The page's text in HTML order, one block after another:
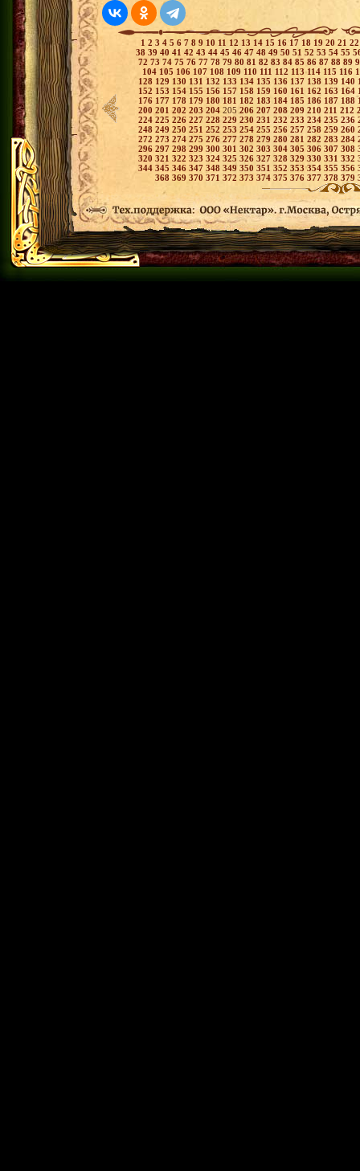
1 2 3 4 5 6 7 8 9 10 11 12 13 14 15 16 17 18 19 20 21
38 39 40 41 42 43 44 45 46 47 48 49 50 51 52 53 54 55
72 73 74 75 76 77 78 79 80 81 82 83 84 85 86 87 88 89
104 105 106 107 108 109 110 111 112 113114 115 116
128 129 130 131 132 133 134 135 136 137 138 139 140
152 153 154 155 156 157 158 159 160 161 162 163 164
176 177 178 179 180 181 182 183 184 185 186 187 188
200 201 202 203 204 205 206 207 208 209 210 211 212
224 225 226 227 228 229 230 231 232 233 234 235 236
248 249 250 251 252 253 254 255 256 257 258 259 260
272 273 274 275 276 277 278 279 280 281 282 283 284
296 297 298 299 300 301 302 303 304 305 306 307 308
320 321 322 323 324 325 326 327 328 329 330 331 332
344 345 346 347 348 349 350 351 352 353354 355 356
368 369 370 371 372 373 374 375 376 377 378 379